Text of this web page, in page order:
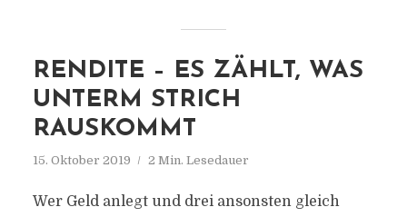
RENDITE – ES ZÄHLT, WAS
UNTERM STRICH
RAUSKOMMT
15. Oktober 2019 2 Min. Lesedauer
Wer Geld anlegt und drei ansonsten gleich